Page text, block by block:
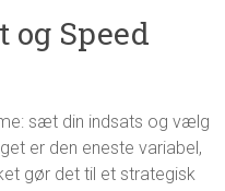
og Speed
sæt din indsats og vælg
er den eneste variabel,
gør det til et strategisk